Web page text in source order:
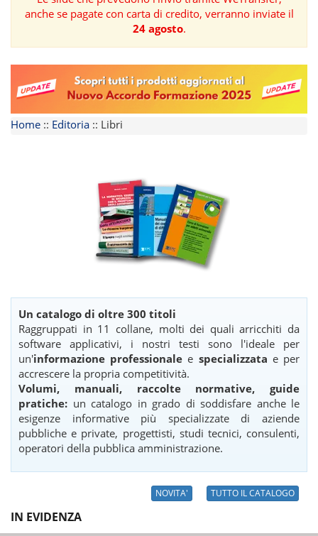
AREE
TEMATICHE
anche se pagate con carta di credito, verranno inviate il
24 agosto.
Home :: Editoria :: Libri
Un catalogo di oltre 300 titoli
Raggruppati in 11 collane, molti dei quali arricchiti da
software applicativi, i nostri testi sono l'ideale per
un'informazione professionale e specializzata e per
accrescere la propria competitività.
Volumi, manuali, raccolte normative, guide
pratiche: un catalogo in grado di soddisfare anche le
esigenze informative più specializzate di aziende
pubbliche e private, progettisti, studi tecnici, consulenti,
operatori della pubblica amministrazione.
NOVITA' TUTTO IL CATALOGO
IN EVIDENZA